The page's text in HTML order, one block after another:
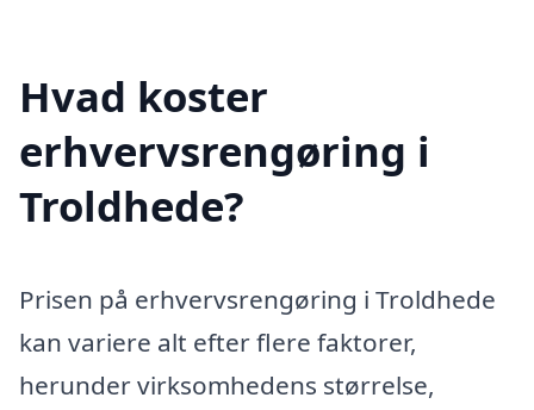
Hvad koster
erhvervsrengøring i
Troldhede?
Prisen på erhvervsrengøring i Troldhede
kan variere alt efter flere faktorer,
herunder virksomhedens størrelse,